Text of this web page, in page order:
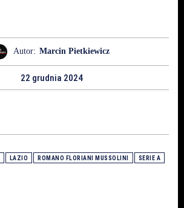
Autor: Marcin Pietkiewicz
22 grudnia 2024
LAZIO ROMANO FLORIANI MUSSOLINI SERIE A